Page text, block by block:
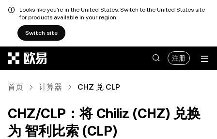
Looks like you're in the United States. Switch to the United States site
for products available in your region.
Switch site
注册
首页 计算器 CHZ 兑 CLP
CHZ/CLP：将 Chiliz (CHZ) 兑换
为 智利比索 (CLP)